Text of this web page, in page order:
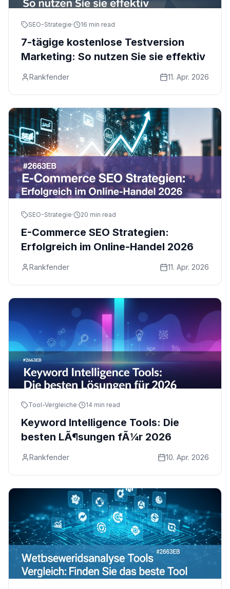
SEO-Strategie· 16 min read
7-tägige kostenlose Testversion
Marketing: So nutzen Sie sie effektiv
Rankfender 11. Apr. 2026
SEO-Strategie· 20 min read
E-Commerce SEO Strategien:
Erfolgreich im Online-Handel 2026
Rankfender 11. Apr. 2026
Tool-Vergleiche· 14 min read
Keyword Intelligence Tools: Die
besten LÃ¶sungen fÃ¼r 2026
Rankfender 10. Apr. 2026